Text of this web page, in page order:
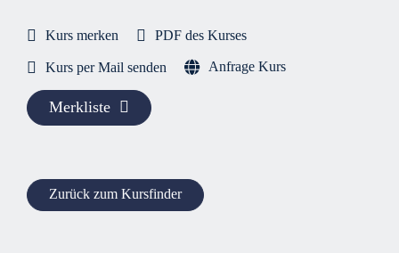
Kurs merken PDF des Kurses
Kurs per Mail senden Anfrage Kurs
Merkliste
Zurück zum Kursfinder